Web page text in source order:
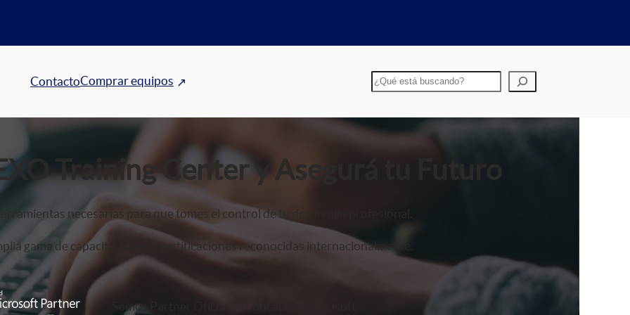
ContactoComprar equipos Buscar
Training Center y Asegurá tu Futuro
necesarias para que tomes el control de tu desarrollo profesional.
gama de capacitaciones y certificaciones reconocidas internacionalmente.
Somos Partner Oficial de Educación Microsoft.